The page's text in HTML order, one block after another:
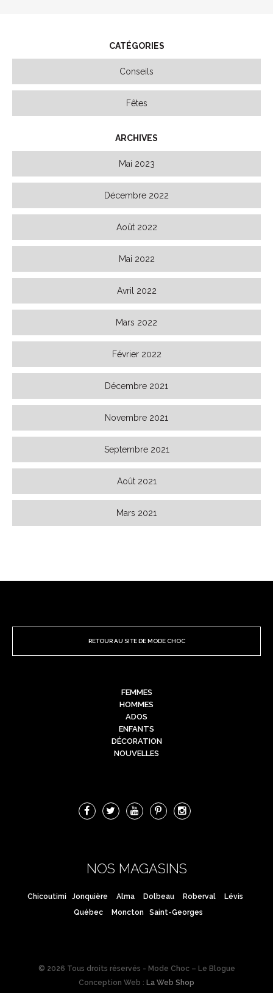
CATÉGORIES
Conseils
Fêtes
ARCHIVES
Mai 2023
Décembre 2022
Août 2022
Mai 2022
Avril 2022
Mars 2022
Février 2022
Décembre 2021
Novembre 2021
Septembre 2021
Août 2021
Mars 2021
RETOUR AU SITE DE MODE CHOC
FEMMES
HOMMES
ADOS
ENFANTS
DÉCORATION
NOUVELLES
NOS MAGASINS
Chicoutimi Jonquière Alma Dolbeau Roberval
Lévis
Québec
Moncton Saint-Georges
© 2026 Tous droits réservés - Mode Choc – Le Blogue
Conception Web : La Web Shop